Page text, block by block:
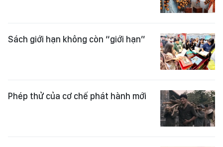
Sách giới hạn không còn “giới hạn”
Phép thử của cơ chế phát hành mới